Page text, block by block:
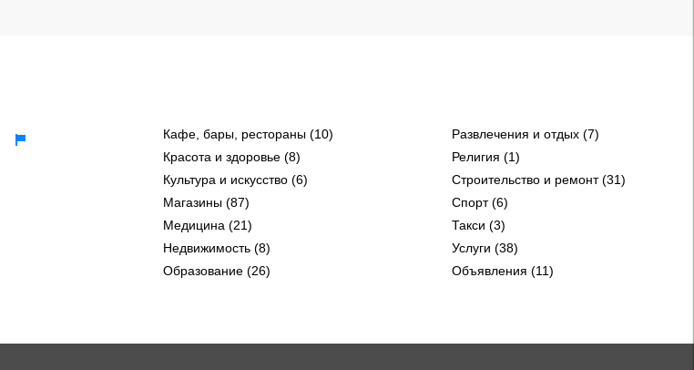
Кафе, бары, рестораны (10)
Красота и здоровье (8)
Культура и искусство (6)
Магазины (87)
Медицина (21)
Недвижимость (8)
Образование (26)
Развлечения и отдых (7)
Религия (1)
Строительство и ремонт (31)
Спорт (6)
Такси (3)
Услуги (38)
Объявления (11)